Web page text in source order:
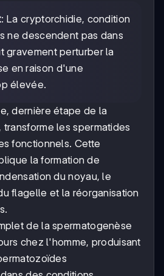
: La cryptorchidie, condition
ne descendent pas dans
gravement perturber la
en raison d'une
élevée.
dernière étape de la
les spermatides
fonctionnels. Cette
la formation de
du noyau, le
flagelle et la réorganisation
de la spermatogenèse
chez l'homme, produisant